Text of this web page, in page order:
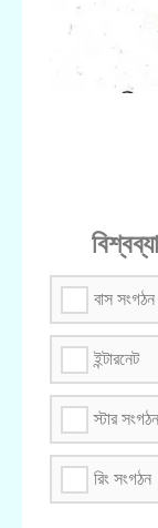
বাস সংগঠন
ইন্টারনেট
স্টার সংগঠন
রিং সংগঠন